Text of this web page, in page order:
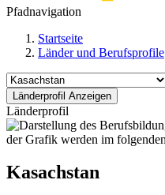
Pfadnavigation
Startseite
Länder und Berufsprofile
Länderprofil
Kasachstan